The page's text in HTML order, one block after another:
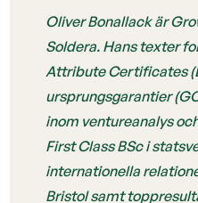
Oliver Bonallack är
Soldera. Hans texter
Attribute Certificates
ursprungsgarantier
inom ventureanalys
First Class BSc i
internationella
Bristol samt